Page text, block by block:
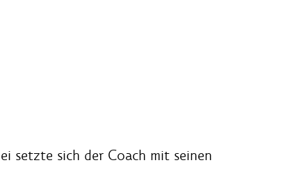
setzte sich der Coach mit seinen